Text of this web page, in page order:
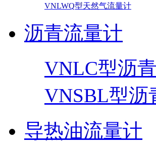
VNLWQ型天然气流量计
沥青流量计
VNLC型沥
VNSBL型沥
导热油流量计